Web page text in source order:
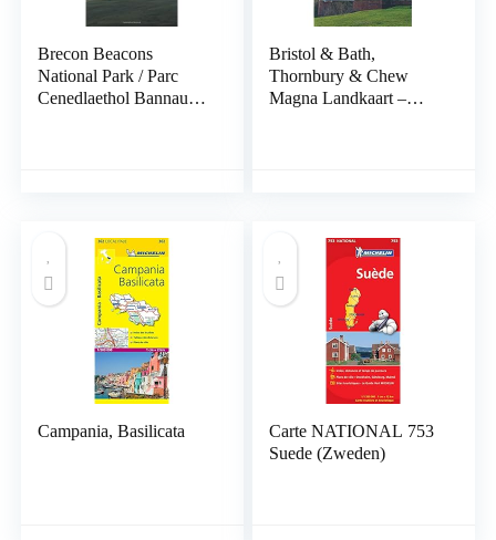
Brecon Beacons
National Park / Parc
Cenedlaethol Bannau
Bristol & Bath,
Thornbury & Chew
Magna Landkaart –
Campania, Basilicata
Carte NATIONAL 753
Suede (Zweden)